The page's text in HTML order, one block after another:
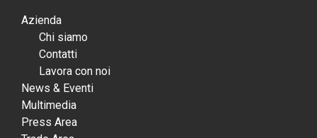
Azienda
Chi siamo
Contatti
Lavora con noi
News & Eventi
Multimedia
Press Area